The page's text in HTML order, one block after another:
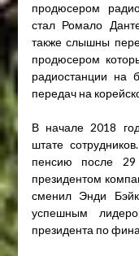
продюсером
стал Ромало
также слышны
продюсером
радиостанции на
передач на
В начале 2018
штате
пенсию после 29
президентом
сменил Энди
успешным
президента по